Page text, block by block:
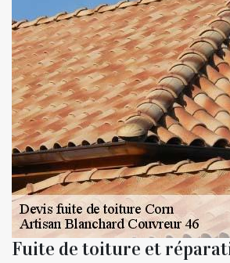
Fuite de toiture et